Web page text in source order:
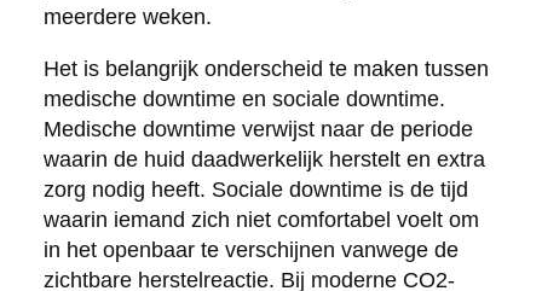
meerdere weken.
Het is belangrijk onderscheid te maken tussen
medische downtime en sociale downtime.
Medische downtime verwijst naar de periode
waarin de huid daadwerkelijk herstelt en extra
zorg nodig heeft. Sociale downtime is de tijd
waarin iemand zich niet comfortabel voelt om
in het openbaar te verschijnen vanwege de
zichtbare herstelreactie. Bij moderne CO2-